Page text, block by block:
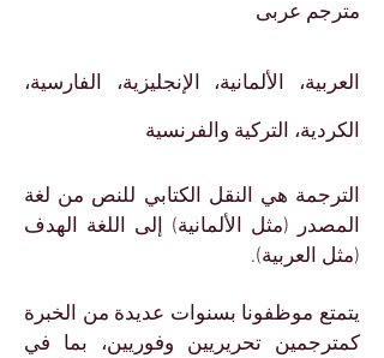
مترجم عربى
العربية، الألمانية، الإنجليزية، الفارسية،
الكردية، التركية والفرنسية
الترجمة هي النقل الكتابي للنص من لغة
المصدر (مثل الألمانية) إلى اللغة الهدف
(مثل العربية).
يتمتع موظفونا بسنوات عديدة من الخبرة
كمترجمين تحريريين وفوريين، بما في